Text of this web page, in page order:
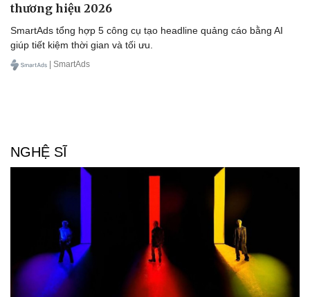
Săn Tour
check-in
Câu chuyện thời sự
Đọc truyện đêm khuya
Cửa sổ tình yêu
Kể chuyện cho bé
thương hiệu 2026
SmartAds tổng hợp 5 công cụ tạo headline quảng cáo bằng AI
giúp tiết kiệm thời gian và tối ưu.
| SmartAds
NGHỆ SĨ